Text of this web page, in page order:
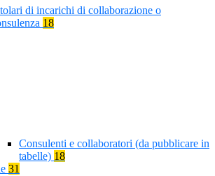
di incarichi di collaborazione o
18
Consulenti e collaboratori (da pubblicare in
tabelle) 18
31